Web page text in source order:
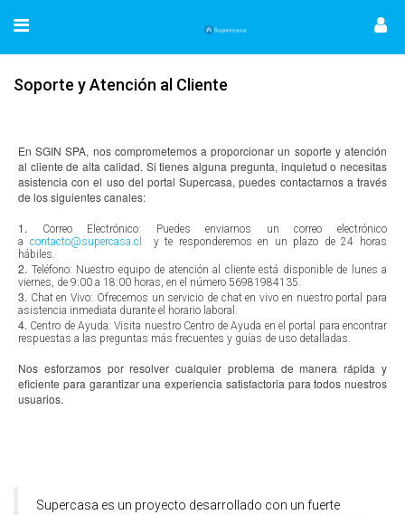
Soporte y Atención al Cliente
En SGIN SPA, nos comprometemos a proporcionar un soporte y atención
al cliente de alta calidad. Si tienes alguna pregunta, inquietud o necesitas
asistencia con el uso del portal Supercasa, puedes contactarnos a través
de los siguientes canales:
1.
Correo Electrónico: Puedes enviarnos un correo electrónico
a contacto@supercasa.cl
y te responderemos en un plazo de 24 horas
hábiles.
2. Teléfono: Nuestro equipo de atención al cliente está disponible de lunes a
viernes, de 9:00 a 18:00 horas, en el número 56981984135.
3. Chat en Vivo: Ofrecemos un servicio de chat en vivo en nuestro portal para
asistencia inmediata durante el horario laboral.
4. Centro de Ayuda: Visita nuestro Centro de Ayuda en el portal para encontrar
respuestas a las preguntas más frecuentes y guías de uso detalladas.
Nos esforzamos por resolver cualquier problema de manera rápida y
eficiente para garantizar una experiencia satisfactoria para todos nuestros
usuarios.
Supercasa es un proyecto desarrollado con un fuerte